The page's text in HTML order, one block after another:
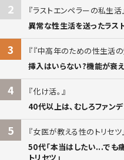
2
ラストエンペラーの私生活
異常な性生活を送ったラス
3
『中高年のための性生活の
挿入はいらない?機能が衰
4
化け活。
40代以上は、むしろファン
5
女医が教える性のトリセツ
50代「本当はしたい...でも
トリセツ」